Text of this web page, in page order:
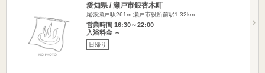
愛知県 / 瀬戸市銀杏木町
尾張瀬戸駅261m 瀬戸市役所前駅1.32km
営業時間 16:30～22:00
入浴料金 ～
日帰り